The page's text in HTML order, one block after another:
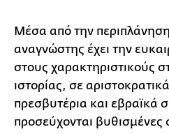
Μέσα από την
αναγνώστης έχει την
στους χαρακτηριστικούς
ιστορίας, σε
πρεσβυτέρια και εβραϊκά
προσεύχονται βυθισμένες